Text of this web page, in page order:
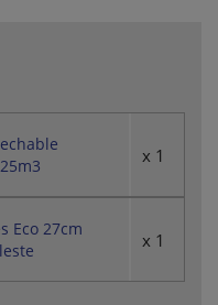
x 1
Eco 27cm
x 1